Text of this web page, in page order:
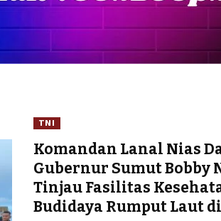
TNI
Komandan Lanal Nias
Gubernur Sumut Bobby
Tinjau Fasilitas
Budidaya Rumput Laut